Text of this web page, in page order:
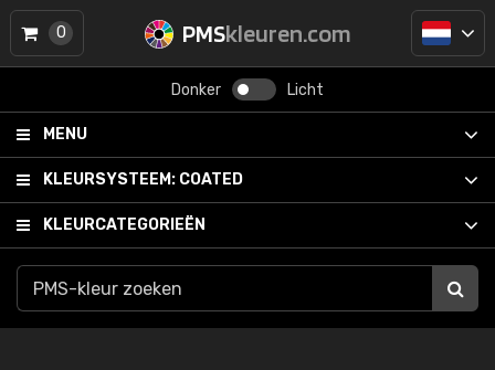
PMSkleuren.com
Donker Licht
MENU
KLEURSYSTEEM: COATED
KLEURCATEGORIEËN
0